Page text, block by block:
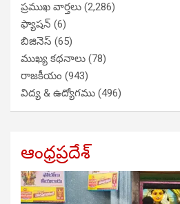
ప్రముఖ వార్తలు (2,286)
ఫ్యాషన్ (6)
బిజినెస్ (65)
ముఖ్య కథనాలు (78)
రాజకీయం (943)
విద్య & ఉద్యోగము (496)
ఆంధ్రప్రదేశ్